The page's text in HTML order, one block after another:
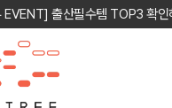
EVENT] 출산필수템 TOP3 확인